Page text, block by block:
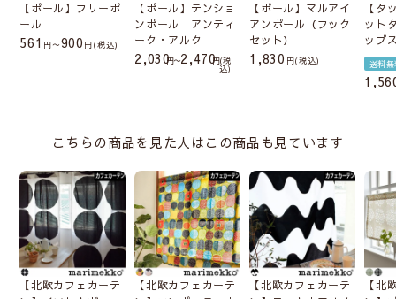
【ポール】フリーポ
ール
561 〜900 税込
【ポール】テンショ
ンポール アンティ
ーク・アルク
2,030 〜2,470 税
込
【ポール】マルアイ
アンポール（フック
セット）
1,830 税込
【タ
ット
ップ
送料無
こちらの商品を見た人はこの商品も見ています
【北欧カフェカーテ
【北欧カフェカーテ
【北欧カフェカーテ
【北